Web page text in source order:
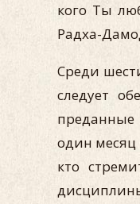
кого Ты
Радха-
Среди
следует
преданные
один
кто